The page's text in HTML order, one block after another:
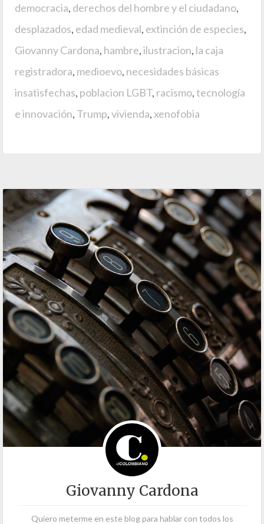
democracia, derechos del hombre y el ciudadano,
desplazados, edad medieval, extinción de especies,
Giovanny Cardona, hambre,ilustracion, la caja
registradora, medioevo, necesidades básicas
insatisfechas, poblacion LGBT, racismo,tecnología
e innovación, Trump,vivienda, xenofobia
Giovanny Cardona
Quiero meterme en este blog para hablar con todos los